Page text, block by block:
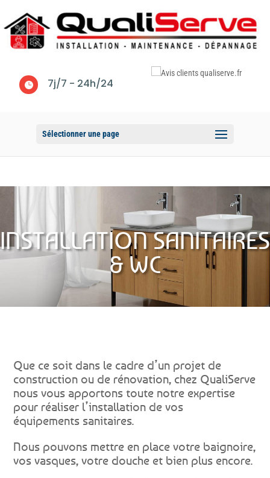
 7j/7 - 24h/24
Sélectionner une page
INSTALLATION SANITAIRES
& WC
Que ce soit dans le cadre d’un projet de
construction ou de rénovation, chez QualiServe
nous vous apportons toute notre expertise
pour réaliser l’installation de vos
équipements sanitaires.
Nous pouvons mettre en place votre baignoire,
vos vasques, votre douche et bien plus encore.